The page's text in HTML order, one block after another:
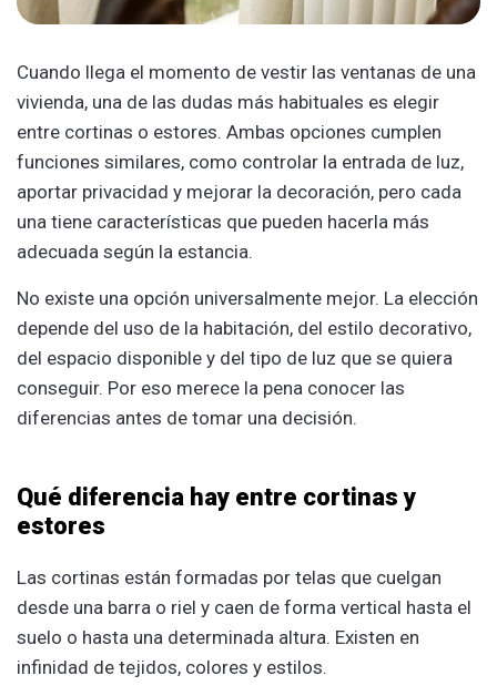
Cuando llega el momento de vestir las ventanas de una
vivienda, una de las dudas más habituales es elegir
entre cortinas o estores. Ambas opciones cumplen
funciones similares, como controlar la entrada de luz,
aportar privacidad y mejorar la decoración, pero cada
una tiene características que pueden hacerla más
adecuada según la estancia.
No existe una opción universalmente mejor. La elección
depende del uso de la habitación, del estilo decorativo,
del espacio disponible y del tipo de luz que se quiera
conseguir. Por eso merece la pena conocer las
diferencias antes de tomar una decisión.
Qué diferencia hay entre cortinas y
estores
Las cortinas están formadas por telas que cuelgan
desde una barra o riel y caen de forma vertical hasta el
suelo o hasta una determinada altura. Existen en
infinidad de tejidos, colores y estilos.